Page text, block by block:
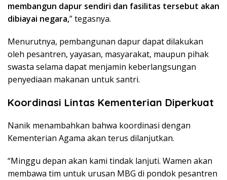
membangun dapur sendiri dan fasilitas tersebut akan
dibiayai negara,” tegasnya.
Menurutnya, pembangunan dapur dapat dilakukan
oleh pesantren, yayasan, masyarakat, maupun pihak
swasta selama dapat menjamin keberlangsungan
penyediaan makanan untuk santri.
Koordinasi Lintas Kementerian Diperkuat
Nanik menambahkan bahwa koordinasi dengan
Kementerian Agama akan terus dilanjutkan.
“Minggu depan akan kami tindak lanjuti. Wamen akan
membawa tim untuk urusan MBG di pondok pesantren